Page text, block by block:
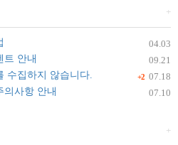
+
04.03
09.21
트 안내
+2 07.18
수집하지 않습니다.
07.10
의사항 안내
+